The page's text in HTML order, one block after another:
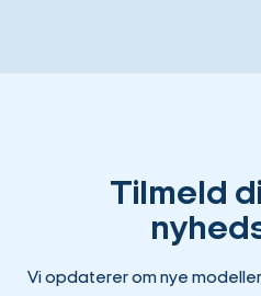
Tilmeld
Vi opdaterer om nye